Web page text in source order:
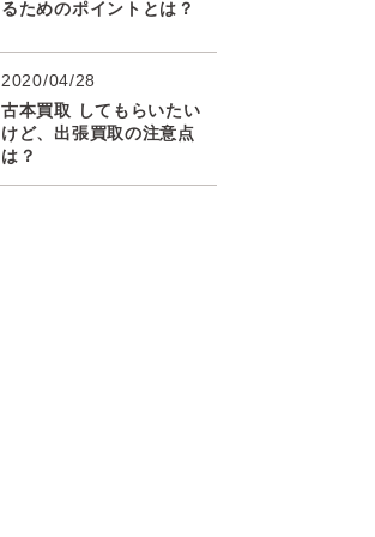
るためのポイントとは？
2020/04/28
古本買取 してもらいたい
けど、出張買取の注意点
は？